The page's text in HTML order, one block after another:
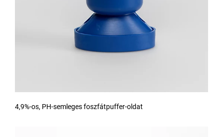
4,9%-os, PH-semleges foszfátpuffer-oldat